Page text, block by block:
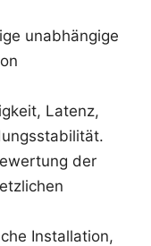
unabhängige
Latenz,
der
Installation,